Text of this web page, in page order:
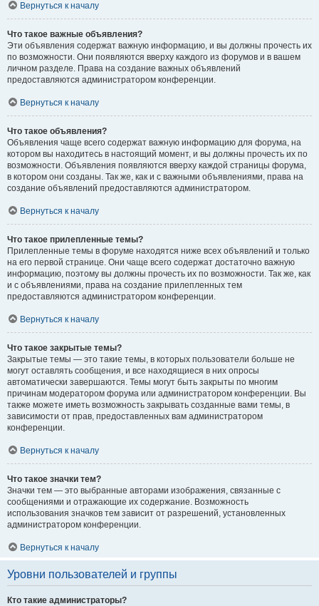
Вернуться к началу
Что такое важные объявления?
Эти объявления содержат важную информацию, и вы должны прочесть их
по возможности. Они появляются вверху каждого из форумов и в вашем
личном разделе. Права на создание важных объявлений
предоставляются администратором конференции.
Вернуться к началу
Что такое объявления?
Объявления чаще всего содержат важную информацию для форума, на
котором вы находитесь в настоящий момент, и вы должны прочесть их по
возможности. Объявления появляются вверху каждой страницы форума,
в котором они созданы. Так же, как и с важными объявлениями, права на
создание объявлений предоставляются администратором.
Вернуться к началу
Что такое прилепленные темы?
Прилепленные темы в форуме находятся ниже всех объявлений и только
на его первой странице. Они чаще всего содержат достаточно важную
информацию, поэтому вы должны прочесть их по возможности. Так же, как
и с объявлениями, права на создание прилепленных тем
предоставляются администратором конференции.
Вернуться к началу
Что такое закрытые темы?
Закрытые темы — это такие темы, в которых пользователи больше не
могут оставлять сообщения, и все находящиеся в них опросы
автоматически завершаются. Темы могут быть закрыты по многим
причинам модератором форума или администратором конференции. Вы
также можете иметь возможность закрывать созданные вами темы, в
зависимости от прав, предоставленных вам администратором
конференции.
Вернуться к началу
Что такое значки тем?
Значки тем — это выбранные авторами изображения, связанные с
сообщениями и отражающие их содержание. Возможность
использования значков тем зависит от разрешений, установленных
администратором конференции.
Вернуться к началу
Уровни пользователей и группы
Кто такие администраторы?